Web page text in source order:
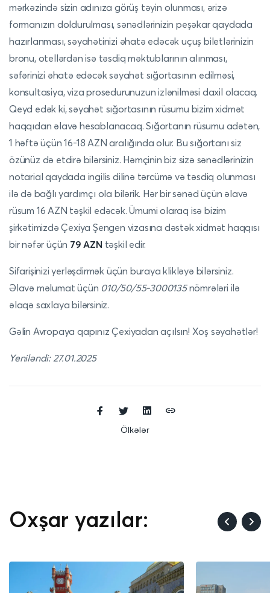
mərkəzində sizin adınıza görüş təyin olunması, ərizə
formanızın doldurulması, sənədlərinizin peşəkar qaydada
hazırlanması, səyahətinizi əhatə edəcək uçuş biletlərinizin
bronu, otellərdən isə təsdiq məktublarının alınması,
səfərinizi əhatə edəcək səyahət sığortasının edilməsi,
konsultasiya, viza prosedurunuzun izlənilməsi daxil olacaq.
Qeyd edək ki, səyahət sığortasının rüsumu bizim xidmət
haqqıdan əlavə hesablanacaq. Sığortanın rüsumu adətən,
1 həftə üçün 16-18 AZN aralığında olur. Bu sığortanı siz
özünüz də etdirə bilərsiniz. Həmçinin biz sizə sənədlərinizin
notarial qaydada ingilis dilinə tərcümə və təsdiq olunması
ilə də bağlı yardımçı ola bilərik. Hər bir sənəd üçün əlavə
rüsum 16 AZN təşkil edəcək. Ümumi olaraq isə bizim
şirkətimizdə Çexiya Şengen vizasına dəstək xidmət haqqısı
bir nəfər üçün 79 AZN təşkil edir.
Sifarişinizi yerləşdirmək üçün buraya klikləyə bilərsiniz.
Əlavə məlumat üçün 010/50/55-3000135nömrələri ilə
əlaqə saxlaya bilərsiniz.
Gəlin Avropaya qapınız Çexiyadan açılsın! Xoş səyahətlər!
Yeniləndi: 27.01.2025
Ölkələr
Oxşar yazılar: